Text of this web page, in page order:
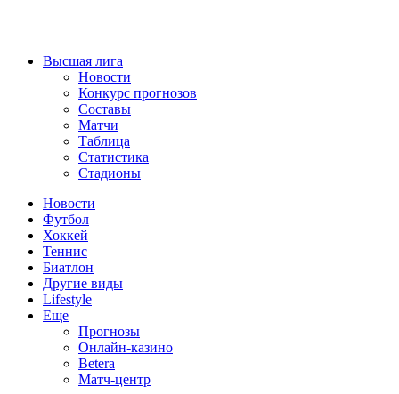
Высшая лига
Новости
Конкурс прогнозов
Составы
Матчи
Таблица
Статистика
Стадионы
Новости
Футбол
Хоккей
Теннис
Биатлон
Другие виды
Lifestyle
Еще
Прогнозы
Онлайн-казино
Betera
Матч-центр